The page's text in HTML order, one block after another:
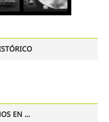
EN …